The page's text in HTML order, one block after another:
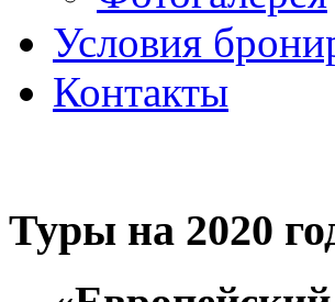
Условия
Контакты
Туры на 2020